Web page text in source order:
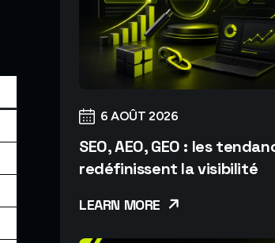
6 AOÛT 2026
SEO, AEO, GEO : les
redéfinissent la visibilité
LEARN MORE